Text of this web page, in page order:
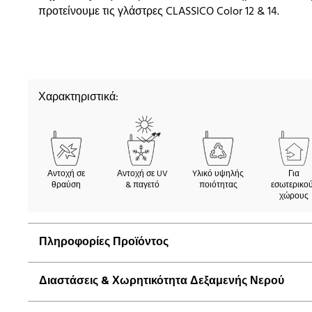
προτείνουμε τις γλάστρες CLASSICO Color 12 & 14.
Χαρακτηριστικά:
Αντοχή σε
θραύση
Αντοχή σε UV
& παγετό
Yλικό υψηλής
ποιότητας
Για
χώρους
Πληροφορίες Προϊόντος
Διαστάσεις & Χωρητικότητα Δεξαμενής Νερού